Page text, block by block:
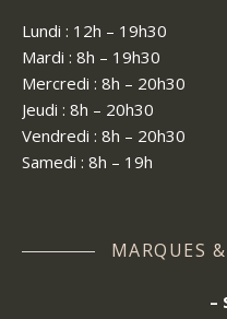
Lundi : 12h – 19h30
Mardi : 8h – 19h30
Mercredi : 8h – 20h30
Jeudi : 8h – 20h30
Vendredi : 8h – 20h30
Samedi : 8h – 19h
MARQUES
–